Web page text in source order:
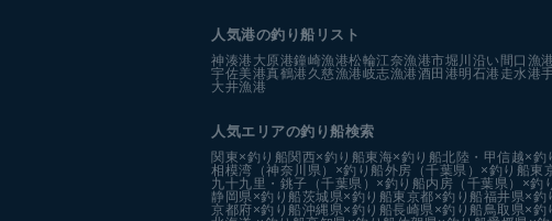
人気港の釣り船リスト
神湊港 大原港鐘崎漁港松輪江奈漁港市堀川沿い 間口漁港
宇佐美港真鶴港 久慈漁港岐志漁港酒田港明石港 走水港
大井漁港
人気エリアの釣り船検索
関東×釣り船関西×釣り船東海×釣り船北陸・甲信越×釣
相模湾（神奈川県）×釣り船外房（千葉県）×釣り船東
九十九里・銚子（千葉県）×釣り船内房（千葉県）×釣
静岡県×釣り船茨城県×釣り船東京都×釣り船福井県×釣
京都府×釣り船沖縄県×釣り船長崎県×釣り船鳥取県×釣